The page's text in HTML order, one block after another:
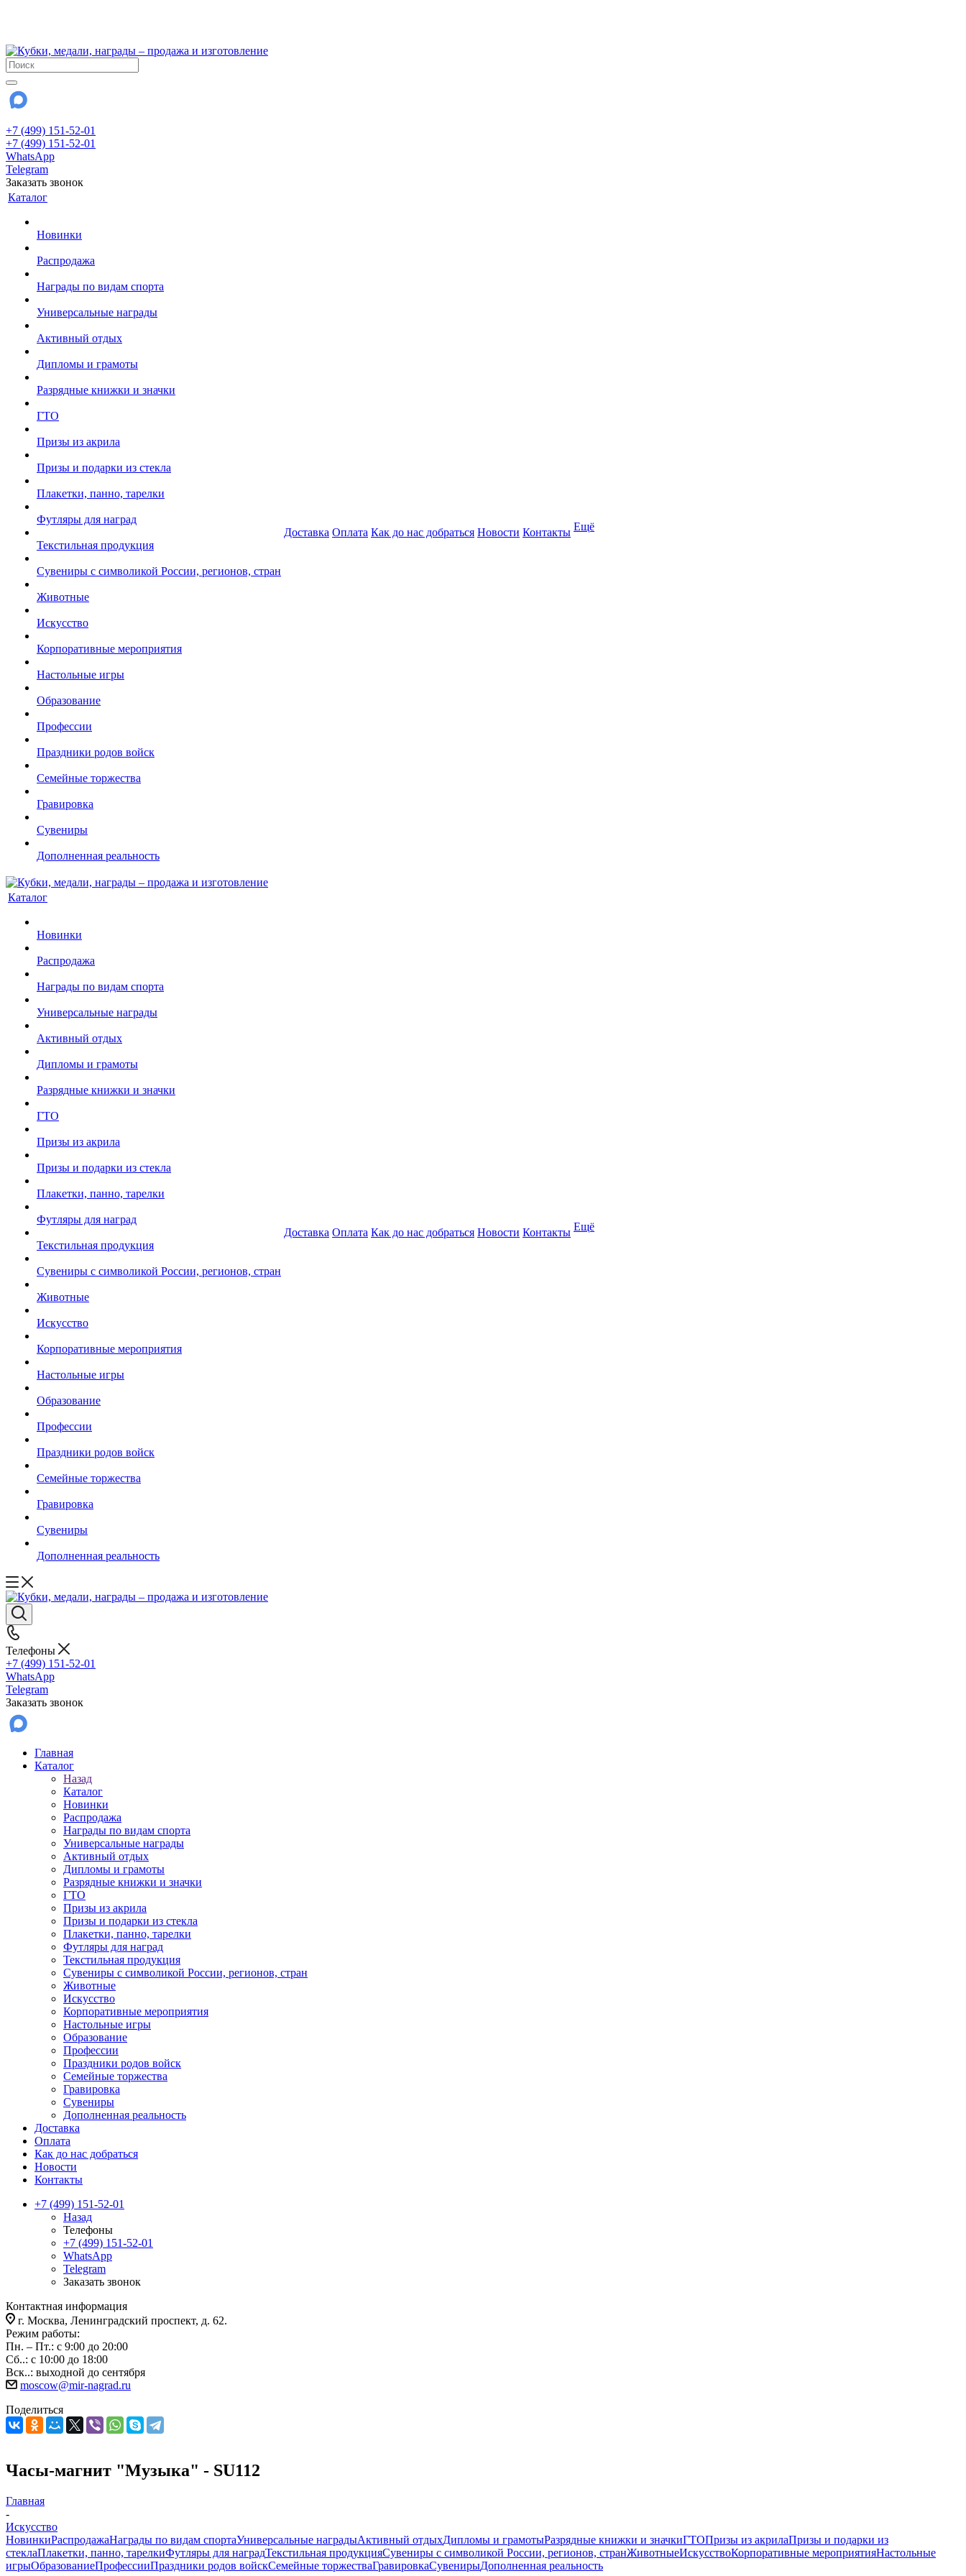
+7 (499) 151-52-01
+7 (499) 151-52-01
WhatsApp
Telegram
Заказать звонок
Каталог
Новинки
Распродажа
Награды по видам спорта
Универсальные награды
Активный отдых
Дипломы и грамоты
Разрядные книжки и значки
ГТО
Призы из акрила
Призы и подарки из стекла
Плакетки, панно, тарелки
Футляры для наград
Текстильная продукция
Сувениры с символикой России, регионов, стран
Животные
Искусство
Корпоративные мероприятия
Настольные игры
Образование
Профессии
Праздники родов войск
Семейные торжества
Гравировка
Сувениры
Дополненная реальность
Доставка Оплата Как до нас добраться Новости Контакты Ещё
Каталог
Новинки
Распродажа
Награды по видам спорта
Универсальные награды
Активный отдых
Дипломы и грамоты
Разрядные книжки и значки
ГТО
Призы из акрила
Призы и подарки из стекла
Плакетки, панно, тарелки
Футляры для наград
Текстильная продукция
Сувениры с символикой России, регионов, стран
Животные
Искусство
Корпоративные мероприятия
Настольные игры
Образование
Профессии
Праздники родов войск
Семейные торжества
Гравировка
Сувениры
Дополненная реальность
Доставка Оплата Как до нас добраться Новости Контакты Ещё
Телефоны
+7 (499) 151-52-01
WhatsApp
Telegram
Заказать звонок
Главная
Каталог
Назад
Каталог
Новинки
Распродажа
Награды по видам спорта
Универсальные награды
Активный отдых
Дипломы и грамоты
Разрядные книжки и значки
ГТО
Призы из акрила
Призы и подарки из стекла
Плакетки, панно, тарелки
Футляры для наград
Текстильная продукция
Сувениры с символикой России, регионов, стран
Животные
Искусство
Корпоративные мероприятия
Настольные игры
Образование
Профессии
Праздники родов войск
Семейные торжества
Гравировка
Сувениры
Дополненная реальность
Доставка
Оплата
Как до нас добраться
Новости
Контакты
+7 (499) 151-52-01
Назад
Телефоны
+7 (499) 151-52-01
WhatsApp
Telegram
Заказать звонок
Контактная информация
г. Москва, Ленинградский проспект, д. 62.
Режим работы:
Пн. – Пт.: с 9:00 до 20:00
Сб..: с 10:00 до 18:00
Вск..: выходной до сентября
moscow@mir-nagrad.ru
Поделиться
Часы-магнит "Музыка" - SU112
Главная
-
Искусство
НовинкиРаспродажаНаграды по видам спортаУниверсальные наградыАктивный отдыхДипломы и грамотыРазрядные книжки и значкиГТОПризы из акрилаПризы и подарки из
стеклаПлакетки, панно, тарелкиФутляры для наградТекстильная продукцияСувениры с символикой России, регионов, странЖивотныеИскусствоКорпоративные мероприятияНастольные
игрыОбразованиеПрофессииПраздники родов войскСемейные торжестваГравировкаСувенирыДополненная реальность